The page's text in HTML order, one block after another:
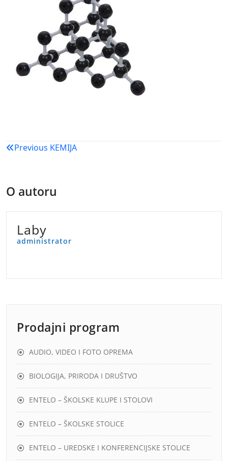
Navigacija
Previous KEMIJA
O autoru
Laby
administrator
Prodajni program
AUDIO, VIDEO I FOTO OPREMA
BIOLOGIJA, PRIRODA I DRUŠTVO
ENTELO – ŠKOLSKE KLUPE I STOLOVI
ENTELO – ŠKOLSKE STOLICE
ENTELO – UREDSKE I KONFERENCIJSKE STOLICE